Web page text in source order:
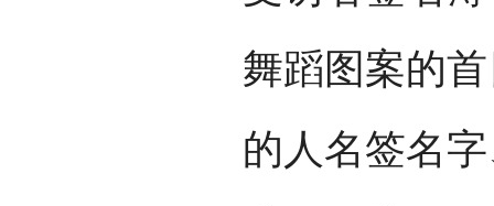
舞蹈图案的
的人名签名